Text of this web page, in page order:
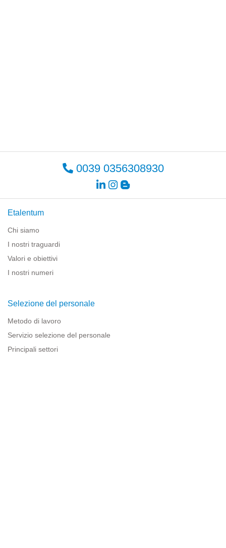
0039 0356308930
Etalentum
Chi siamo
I nostri traguardi
Valori e obiettivi
I nostri numeri
Selezione del personale
Metodo di lavoro
Servizio selezione del personale
Principali settori